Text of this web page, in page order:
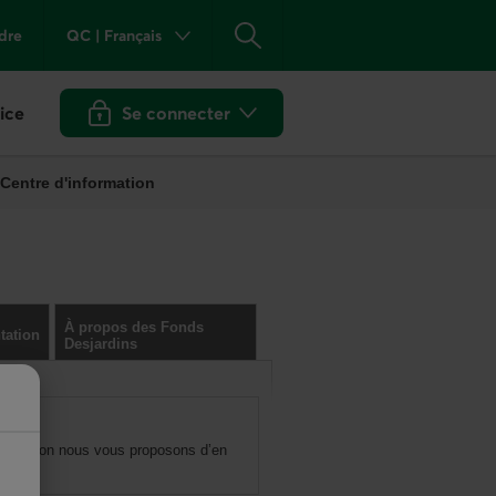
Province
actuel :
Langue :Français.
QC | Français Rechercher
Se connecter aux services en ligne de
Centre d'information
À propos des Fonds
Desjardins
nous vous proposons d’en